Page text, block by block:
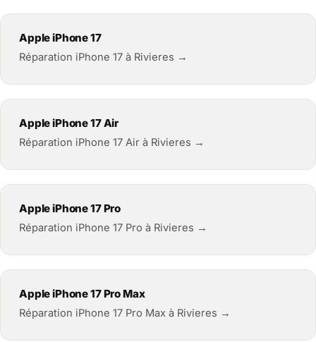
Apple iPhone 17
Réparation iPhone 17 à Rivieres →
Apple iPhone 17 Air
Réparation iPhone 17 Air à Rivieres →
Apple iPhone 17 Pro
Réparation iPhone 17 Pro à Rivieres →
Apple iPhone 17 Pro Max
Réparation iPhone 17 Pro Max à Rivieres →